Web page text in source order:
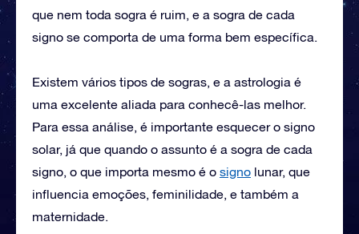
que nem toda sogra é ruim, e a sogra de cada
signo se comporta de uma forma bem específica.
Existem vários tipos de sogras, e a astrologia é
uma excelente aliada para conhecê-las melhor.
Para essa análise, é importante esquecer o signo
solar, já que quando o assunto é a sogra de cada
signo, o que importa mesmo é o signo lunar, que
influencia emoções, feminilidade, e também a
maternidade.